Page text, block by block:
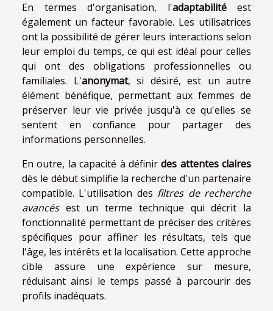
En termes d'organisation, l'adaptabilitéest
également un facteur favorable. Les utilisatrices
ont la possibilité de gérer leurs interactions selon
leur emploi du temps, ce qui est idéal pour celles
qui ont des obligations professionnelles ou
familiales. L'anonymat, si désiré, est un autre
élément bénéfique, permettant aux femmes de
préserver leur vie privée jusqu'à ce qu'elles se
sentent en confiance pour partager des
informations personnelles.
En outre, la capacité à définirdes attentes claires
dès le début simplifie la recherche d'un partenaire
compatible. L'utilisation des filtres de recherche
avancésest un terme technique qui décrit la
fonctionnalité permettant de préciser des critères
spécifiques pour affiner les résultats, tels que
l'âge, les intérêts et la localisation. Cette approche
cible assure une expérience sur mesure,
réduisant ainsi le temps passé à parcourir des
profils inadéquats.